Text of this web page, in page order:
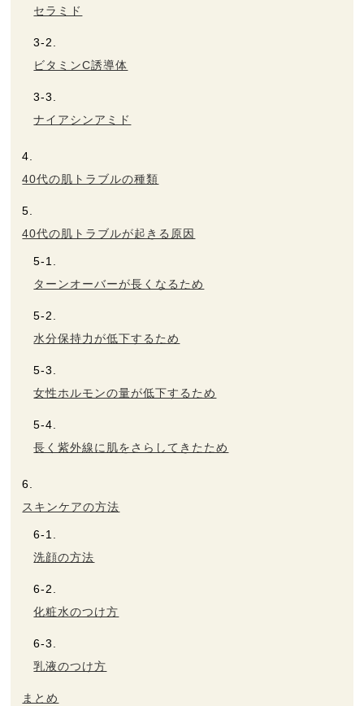
セラミド
ビタミンC誘導体
ナイアシンアミド
40代の肌トラブルの種類
40代の肌トラブルが起きる原因
ターンオーバーが長くなるため
水分保持力が低下するため
女性ホルモンの量が低下するため
長く紫外線に肌をさらしてきたため
スキンケアの方法
洗顔の方法
化粧水のつけ方
乳液のつけ方
まとめ